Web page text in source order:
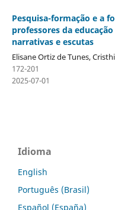
Pesquisa-formação e a
professores da
narrativas e escutas
Elisane Ortiz de Tunes,
172-201
2025-07-01
Idioma
English
Português (Brasil)
Español (España)